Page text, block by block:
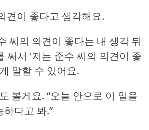
견이 좋다고 생각해요.
씨의 의견이 좋다는 내 생각 뒤
써서 ‘저는 준수 씨의 의견이 좋
말할 수 있어요.
볼게요. “오늘 안으로 이 일을
다고 봐.”